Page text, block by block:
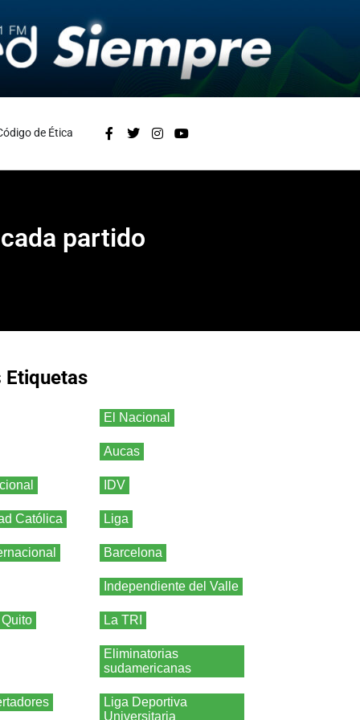
de Ética
partido
Etiquetas
El Nacional
Aucas
IDV
Católica Liga
Barcelona
Independiente del Valle
La TRI
Eliminatorias
sudamericanas
Liga Deportiva
Universitaria